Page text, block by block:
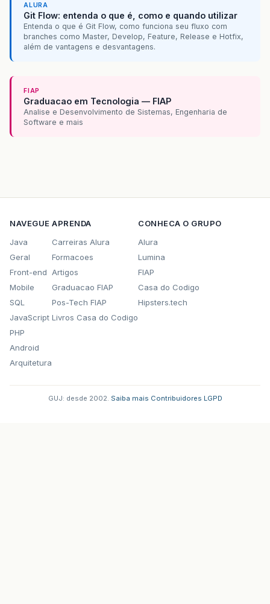
ALURA
Git Flow: entenda o que é, como e quando utilizar
Entenda o que é Git Flow, como funciona seu fluxo com
branches como Master, Develop, Feature, Release e Hotfix,
além de vantagens e desvantagens.
FIAP
Graduacao em Tecnologia — FIAP
Analise e Desenvolvimento de Sistemas, Engenharia de
Software e mais
NAVEGUE
Java
Geral
Front-end
Mobile
SQL
JavaScript
PHP
Android
Arquitetura
APRENDA
Carreiras Alura
Formacoes
Artigos
Graduacao FIAP
Pos-Tech FIAP
Livros Casa do Codigo
CONHECA O GRUPO
Alura
Lumina
FIAP
Casa do Codigo
Hipsters.tech
GUJ: desde 2002. Saiba mais Contribuidores LGPD